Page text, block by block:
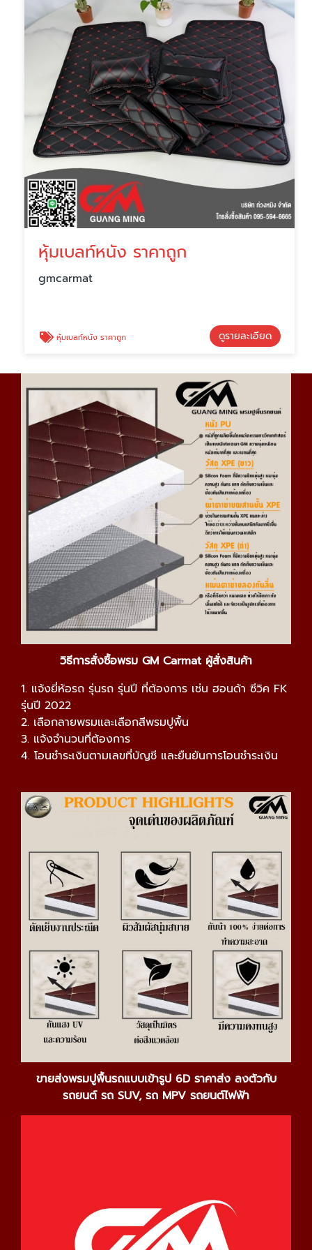
หุ้มเบลท์หนัง ราคาถูก
gmcarmat
หุ้มเบลท์หนัง ราคาถูก ดูรายละเอียด
วิธีการสั่งซื้อพรม GM Carmat ผู้สั่งสินค้า
1. แจ้งยี่ห้อรถ รุ่นรถ รุ่นปี ที่ต้องการ เช่น ฮอนด้า ซีวิค FK
รุ่นปี 2022
2. เลือกลายพรมและเลือกสีพรมปูพื้น
3. แจ้งจำนวนที่ต้องการ
4. โอนชำระเงินตามเลขที่บัญชี และยืนยันการโอนชำระเงิน
ขายส่งพรมปูพื้นรถแบบเข้ารูป 6D ราคาส่ง ลงตัวกับ
รถยนต์ รถ SUV, รถ MPV รถยนต์ไฟฟ้า